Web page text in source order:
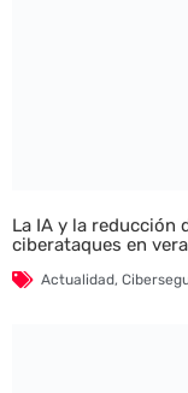
La IA y la reducción
ciberataques en
Actualidad,